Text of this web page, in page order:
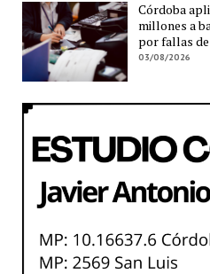
Córdoba
millones a
por fallas
03/08/2026